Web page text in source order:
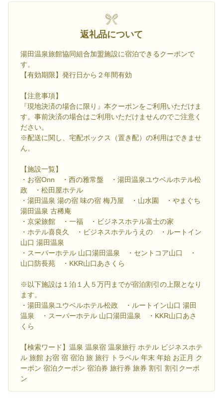
返礼品について
湯田温泉旅館協同組合加盟施設に宿泊できるクーポンで
す。
【有効期限】発行日から２年間有効
【注意事項】
『現地決済の場合に限り』本クーポンをご利用いただけま
す。事前決済の場合はご利用いただけませんのでご注意く
ださい。
※配送に関し、宅配ボックス（置き配）の利用はできませ
ん。
【施設一覧】
・お宿Onn ・西の雅常盤 ・湯田温泉ユウベルホテル松
政 ・松田屋ホテル
・湯田温泉 湯の宿 味の宿 梅乃屋 ・山水園 ・やまぐち
湯田温泉 古稀庵
・京栄旅館 ・一福 ・ビジネスホテル富士の家
・ホテル喜良久 ・ビジネスホテルうえの ・ルートイン
山口 湯田温泉
・スーパーホテル 山口湯田温泉 ・セントコア山口 ・
山口防長苑 ・KKR山口あさくら
※以下施設は１泊１人５万円までが宿泊割引の上限となり
ます。
・湯田温泉ユウベルホテル松政 ・ルートイン山口 湯田
温泉 ・スーパーホテル 山口湯田温泉 ・KKR山口あさ
くら
【検索ワード】温泉 温泉宿 温泉旅行 ホテル ビジネスホテ
ル 旅館 お宿 宿 宿泊 旅 旅行 トラベル 年末 年始 お正月 ク
ーポン 宿泊クーポン 宿泊券 旅行券 旅券 割引 割引クーポ
ン